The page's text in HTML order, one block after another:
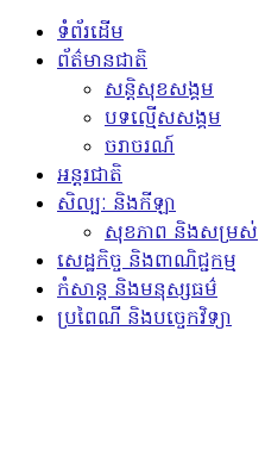
ទំព័រដើម
ព័ត៌មានជាតិ
សន្តិសុខសង្គម
បទល្មើសសង្គម
ចរាចរណ៍
អន្តរជាតិ
សិល្បៈ និងកីឡា
សុខភាព និងសម្រស់
សេដ្ឋកិច្ច និងពាណិជ្ជកម្ម
កំសាន្ត និងមនុស្សធម៌
ប្រពៃណី និងបច្ចេកវិទ្យា